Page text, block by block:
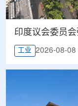
印度议会委员
工业 2026-08-08